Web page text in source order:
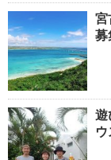
募
遊